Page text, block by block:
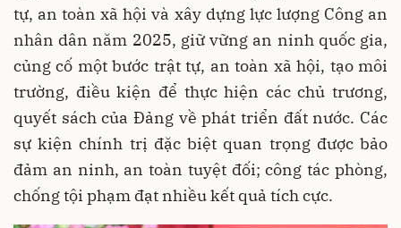
tự, an toàn xã hội và xây dựng lực lượng Công an
nhân dân năm 2025, giữ vững an ninh quốc gia,
củng cố một bước trật tự, an toàn xã hội, tạo môi
trường, điều kiện để thực hiện các chủ trương,
quyết sách của Đảng về phát triển đất nước. Các
sự kiện chính trị đặc biệt quan trọng được bảo
đảm an ninh, an toàn tuyệt đối; công tác phòng,
chống tội phạm đạt nhiều kết quả tích cực.